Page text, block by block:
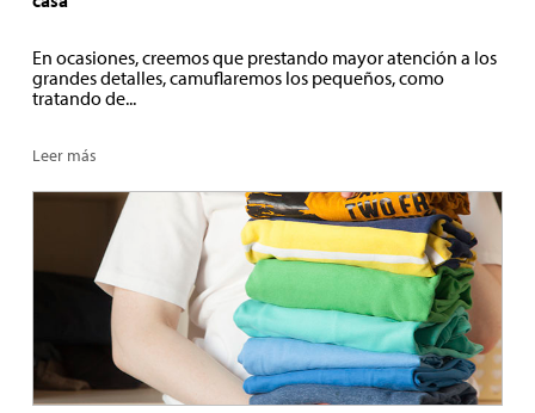
En ocasiones, creemos que prestando mayor atención a los
grandes detalles, camuflaremos los pequeños, como
tratando de...
Leer más